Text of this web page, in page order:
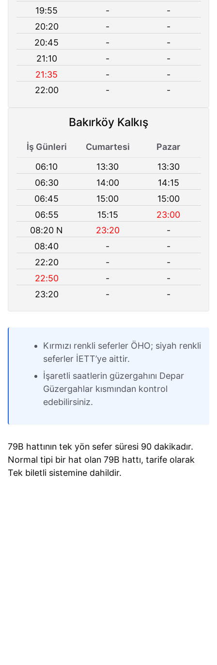
19:55 -
-
20:20
-
-
20:45
-
-
21:10
-
-
21:35
-
-
22:00
- -
Bakırköy Kalkış
İş Günleri Cumartesi
Pazar
06:10
13:30
13:30
06:30
14:00
14:15
06:45
15:00
15:00
06:55
15:15
23:00
08:20 N
23:20
-
08:40
-
-
22:20
-
-
22:50
-
-
23:20
- -
Kırmızı renkli seferler ÖHO; siyah renkli
seferler İETT’ye aittir.
İşaretli saatlerin güzergahını Depar
Güzergahlar kısmından kontrol
edebilirsiniz.
79B hattının tek yön sefer süresi 90 dakikadır.
Normal tipi bir hat olan 79B hattı, tarife olarak
Tek biletli sistemine dahildir.